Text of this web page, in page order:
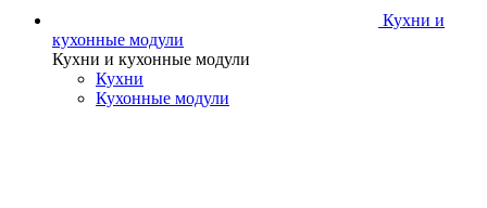
Кухни и
кухонные модули
Кухни и кухонные модули
Кухни
Кухонные модули